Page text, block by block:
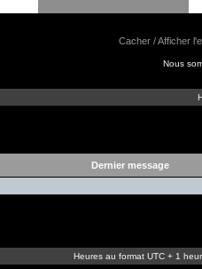
Cacher / Afficher
Nous
Dernier message
Heures au format UTC + 1